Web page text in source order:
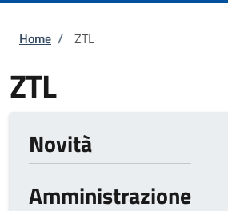
Briciole di pane
Home / ZTL
ZTL
Novità
Amministrazione